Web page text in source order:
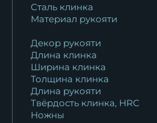
Сталь клинка
Материал рукояти
Декор рукояти
Длина клинка
Ширина клинка
Толщина клинка
Длина рукояти
Твёрдость клинка, HRC
Ножны